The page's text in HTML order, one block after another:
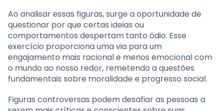
Ao analisar essas figuras, surge a oportunidade de
questionar por que certas ideias ou
comportamentos despertam tanto ódio. Esse
exercício proporciona uma via para um
engajamento mais racional e menos emocional com
o mundo ao nosso redor, remetendo a questões
fundamentais sobre moralidade e progresso social.
Figuras controversas podem desafiar as pessoas a